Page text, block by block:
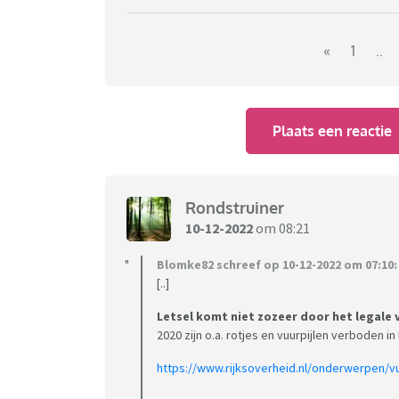
De online (voor)verkoop gaat blijkbaar uit
weer
"De vuurwerkboxen van 300 tot 400 euro
bestellingen van 500 tot 600 euro in totaal
Ik ben als de dood voor vuurwerk en ik kom
Ik kan me haast niet voorstellen dat
« 1 ..
Plaats een reactie
Rondstruiner
10-12-2022om 08:21
Blomke82 schreef op 10-12-2022 om 07:10:
[..]
Letsel komt niet zozeer door het legale
2020 zijn o.a. rotjes en vuurpijlen verboden in
https://www.rijksoverheid.nl/onderwerpen/